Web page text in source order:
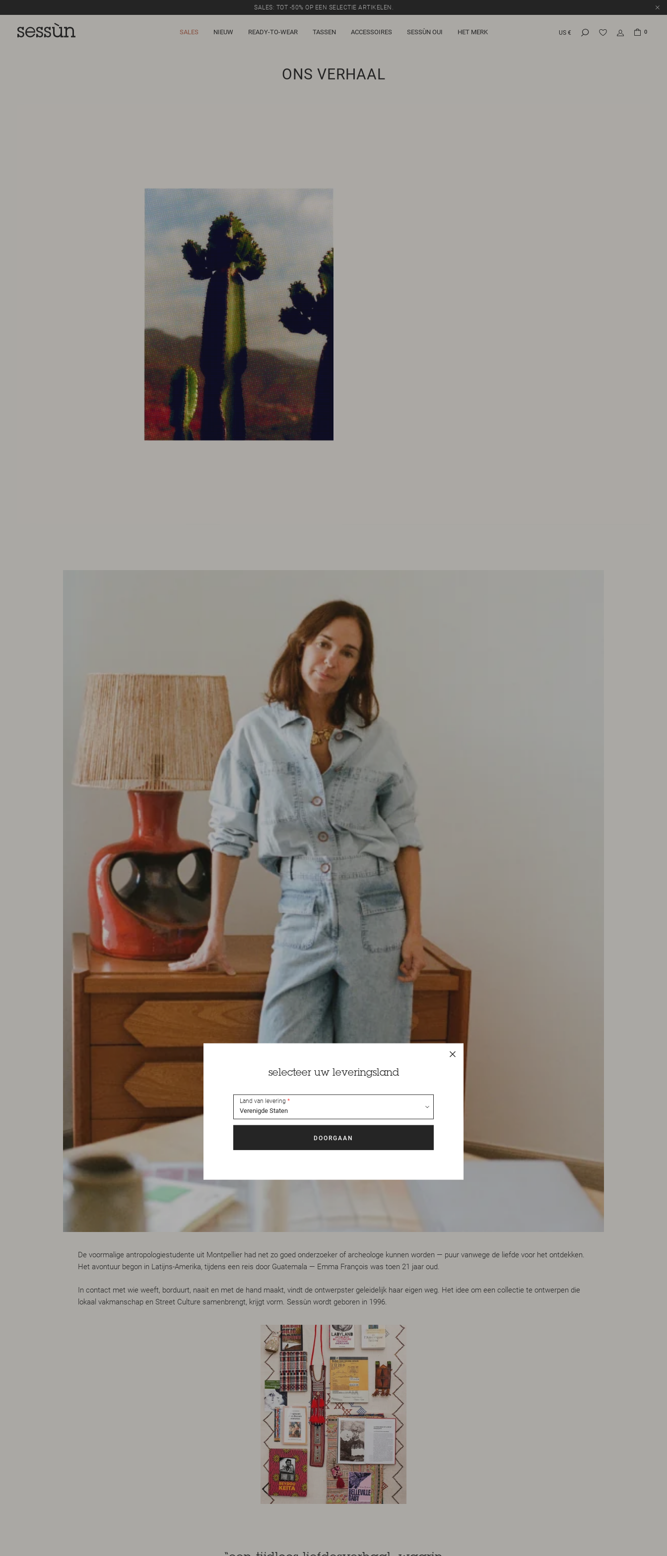
SALES: TOT -50% OP EEN SELECTIE ARTIKELEN.
SALES NIEUW READY-TO-WEAR TASSEN ACCESSOIRES SESSÙN OUI HET MERK US € 0
ONS VERHAAL
De voormalige antropologiestudente uit Montpellier had net zo goed onderzoeker of archeologe kunnen worden — puur vanwege de liefde voor het ontdekken.
Het avontuur begon in Latijns-Amerika, tijdens een reis door Guatemala — Emma François was toen 21 jaar oud.
In contact met wie weeft, borduurt, naait en met de hand maakt, vindt de ontwerpster geleidelijk haar eigen weg. Het idee om een collectie te ontwerpen die
lokaal vakmanschap en Street Culture samenbrengt, krijgt vorm. Sessùn wordt geboren in 1996.
selecteer uw leveringsland
Land van levering